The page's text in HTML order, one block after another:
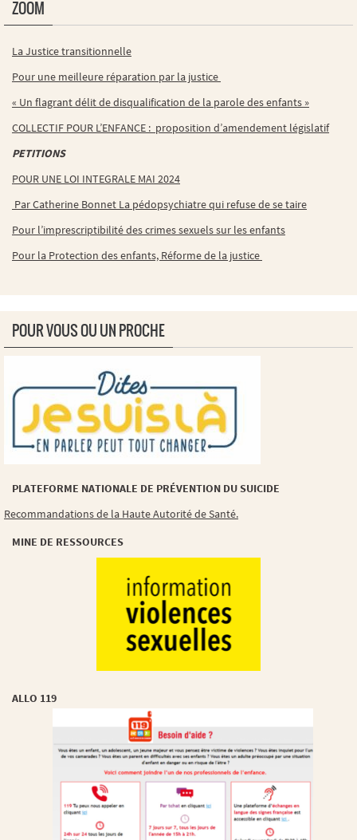
ZOOM
La Justice transitionnelle
Pour une meilleure réparation par la justice
« Un flagrant délit de disqualification de la parole des enfants »
COLLECTIF POUR L’ENFANCE : proposition d’amendement législatif
PETITIONS
POUR UNE LOI INTEGRALE MAI 2024
Par Catherine Bonnet La pédopsychiatre qui refuse de se taire
Pour l’imprescriptibilité des crimes sexuels sur les enfants
Pour la Protection des enfants, Réforme de la justice
POUR VOUS OU UN PROCHE
PLATEFORME NATIONALE DE PRÉVENTION DU SUICIDE
Recommandations de la Haute Autorité de Santé.
MINE DE RESSOURCES
ALLO 119